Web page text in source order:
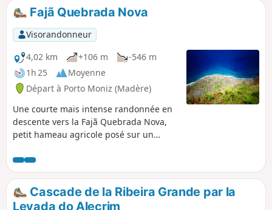
Fajã Quebrada Nova
Visorandonneur
4,02 km
+106 m
-546 m
1h 25
Moyenne
Départ à Porto Moniz (Madère)
Une courte mais intense randonnée en
descente vers la Fajã Quebrada Nova,
petit hameau agricole posé sur un
au bord de l'océan et au pied des
falaises d'Achadas da Cruz. La remontée
en téléphérique (payante, 3 € en 2022)
vous donnera également quelques
Cascade de la Ribeira Grande par la
Levada do Alecrim